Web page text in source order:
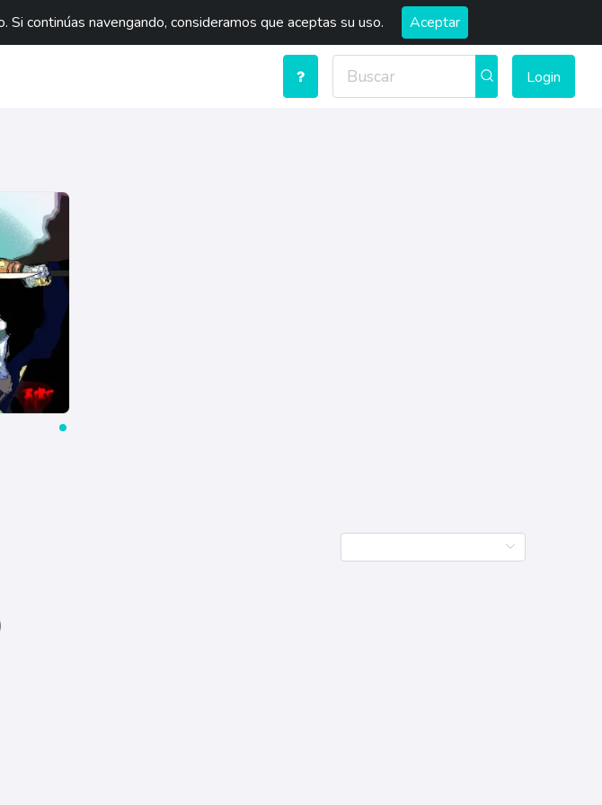
continúas navengando, consideramos que aceptas su uso. Aceptar
Login